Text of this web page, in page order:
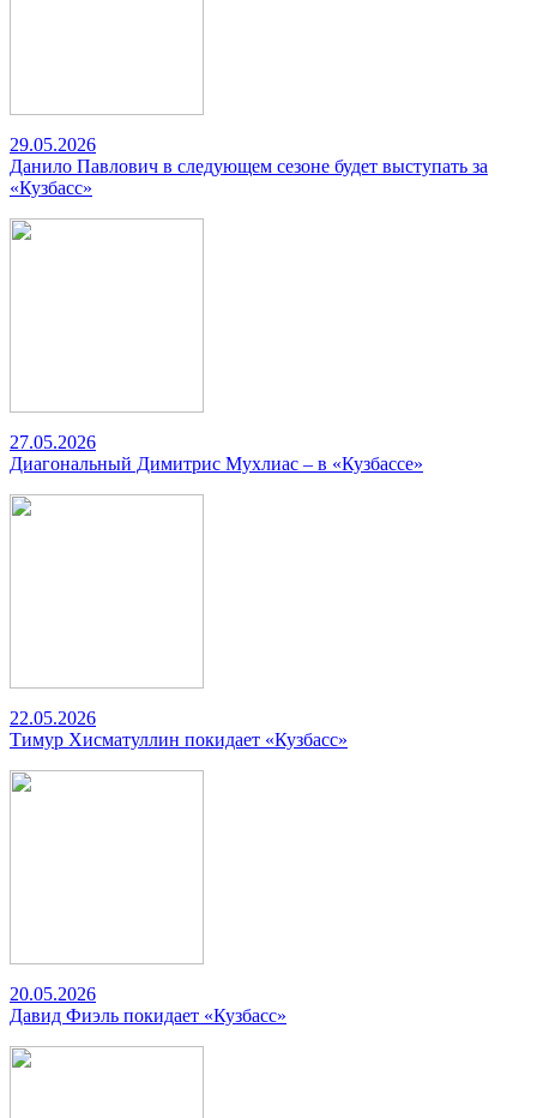
29.05.2026
Данило Павлович в следующем сезоне будет выступать за
«Кузбасс»
27.05.2026
Диагональный Димитрис Мухлиас – в «Кузбассе»
22.05.2026
Тимур Хисматуллин покидает «Кузбасс»
20.05.2026
Давид Фиэль покидает «Кузбасс»